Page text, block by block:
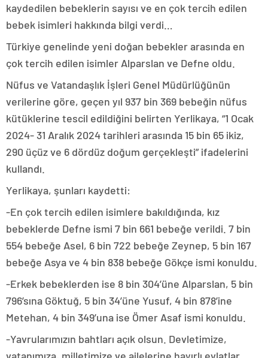
kaydedilen bebeklerin sayısı ve en çok tercih edilen
bebek isimleri hakkında bilgi verdi…
Türkiye genelinde yeni doğan bebekler arasında en
çok tercih edilen isimler Alparslan ve Defne oldu.
Nüfus ve Vatandaşlık İşleri Genel Müdürlüğünün
verilerine göre, geçen yıl 937 bin 369 bebeğin nüfus
kütüklerine tescil edildiğini belirten Yerlikaya, “1 Ocak
2024- 31 Aralık 2024 tarihleri arasında 15 bin 65 ikiz,
290 üçüz ve 6 dördüz doğum gerçekleşti” ifadelerini
kullandı.
Yerlikaya, şunları kaydetti:
-En çok tercih edilen isimlere bakıldığında, kız
bebeklerde Defne ismi 7 bin 661 bebeğe verildi. 7 bin
554 bebeğe Asel, 6 bin 722 bebeğe Zeynep, 5 bin 167
bebeğe Asya ve 4 bin 838 bebeğe Gökçe ismi konuldu.
-Erkek bebeklerden ise 8 bin 304’üne Alparslan, 5 bin
796’sına Göktuğ, 5 bin 34’üne Yusuf, 4 bin 878’ine
Metehan, 4 bin 349’una ise Ömer Asaf ismi konuldu.
-Yavrularımızın bahtları açık olsun. Devletimize,